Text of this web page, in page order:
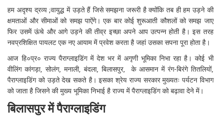
हम अदृश्य द्रव्य ;वायुद्ध में उड़ते हैं जिसे समझना जरूरी है क्योंकि तब ही हम उड़ने की
क्षमताओं और सीमाओं को समझ पाऐंगे। एक बार कोई शुरूआती कौशलों को समझ जाए
फिर उसमें ऊंचे और आगे उड़ने की तीव्र इच्छा अपने आप उत्पन्न होती है। इस तरह
नवप्रशिक्षित पायलट एक नए आयाम में प्रवेश करता है जहां उसका सपना पूरा होता है।
आज हि०प्र० राज्य पैराग्लाइडिंग में देश भर में अगृणी भूमिका निभा रहा है। कोई भी
वीलिंग कांगड़ा, सोलंग, मनाली, बंदला, बिलासपुर, के आसमान में रंग-बिरंगे तितलियों,
पैराग्लाइडिंग को उड़ते देख सकते है। इसका श्रेय राज्य सरकार मुख्यतः पर्यटन विभाग
को जाता है जिसने की मुख्य भूमिका निभाई है राज्य में पैराग्लाइडिंग को बढ़ावा देने में।
बिलासपुर में पैराग्लाइडिंग